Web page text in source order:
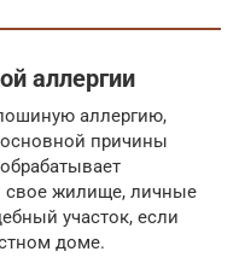
аллергии
аллергию,
причины
свое жилище, личные
участок, если
доме.